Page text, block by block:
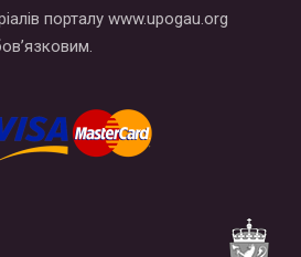
порталу www.upogau.org